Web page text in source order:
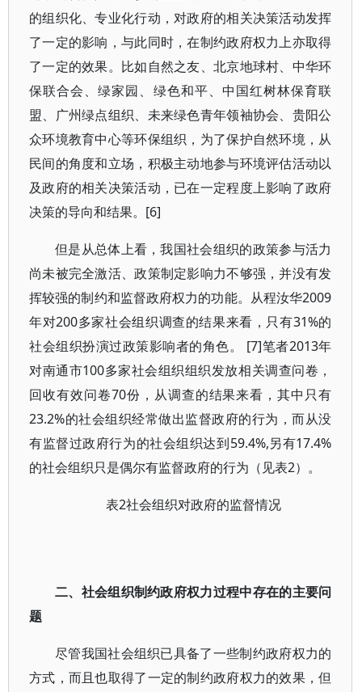
的组织化、专业化行动，对政府的相关决策活动发挥
了一定的影响，与此同时，在制约政府权力上亦取得
了一定的效果。比如自然之友、北京地球村、中华环
保联合会、绿家园、绿色和平、中国红树林保育联
盟、广州绿点组织、未来绿色青年领袖协会、贵阳公
众环境教育中心等环保组织，为了保护自然环境，从
民间的角度和立场，积极主动地参与环境评估活动以
及政府的相关决策活动，已在一定程度上影响了政府
决策的导向和结果。[6]
但是从总体上看，我国社会组织的政策参与活力
尚未被完全激活、政策制定影响力不够强，并没有发
挥较强的制约和监督政府权力的功能。从程汝华2009
年对200多家社会组织调查的结果来看，只有31%的
社会组织扮演过政策影响者的角色。 [7]笔者2013年
对南通市100多家社会组织组织发放相关调查问卷，
回收有效问卷70份，从调查的结果来看，其中只有
23.2%的社会组织经常做出监督政府的行为，而从没
有监督过政府行为的社会组织达到59.4%,另有17.4%
的社会组织只是偶尔有监督政府的行为（见表2）。
表2社会组织对政府的监督情况
二、社会组织制约政府权力过程中存在的主要问
题
尽管我国社会组织已具备了一些制约政府权力的
方式，而且也取得了一定的制约政府权力的效果，但